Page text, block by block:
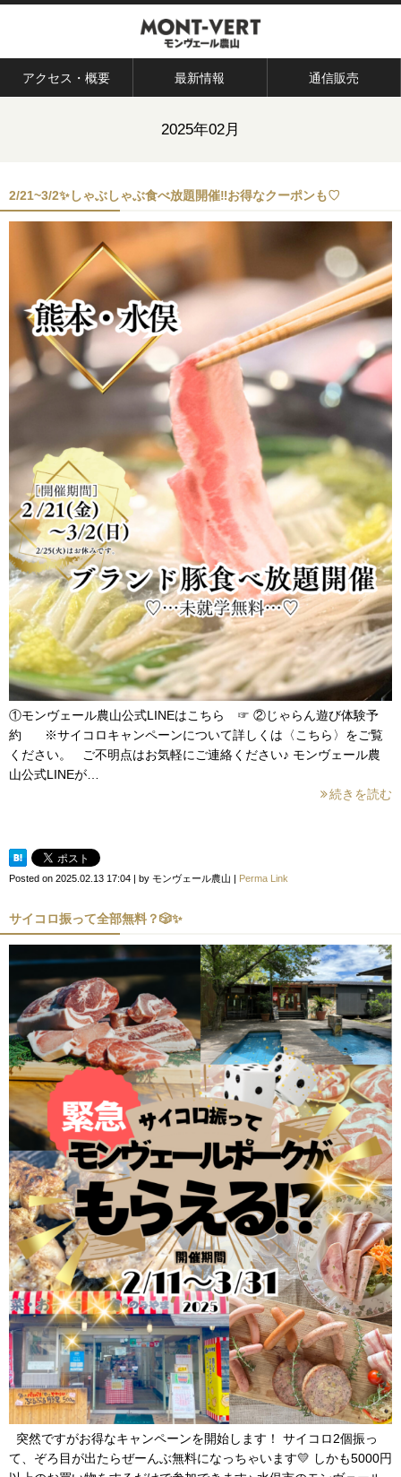
アクセス・概要 最新情報 通信販売
2025年02月
2/21~3/2✨しゃぶしゃぶ食べ放題開催‼お得なクーポンも♡
①モンヴェール農山公式LINEはこちら ☞ ②じゃらん遊び体験予
約 ※サイコロキャンペーンについて詳しくは〈こちら〉をご覧
ください。 ご不明点はお気軽にご連絡ください♪ モンヴェール農
山公式LINEが…
続きを読む
Posted on 2025.02.13 17:04 | by モンヴェール農山 | Perma Link
サイコロ振って全部無料？🎲✨
突然ですがお得なキャンペーンを開始します！ サイコロ2個振っ
て、ぞろ目が出たらぜーんぶ無料になっちゃいます💛 しかも5000円